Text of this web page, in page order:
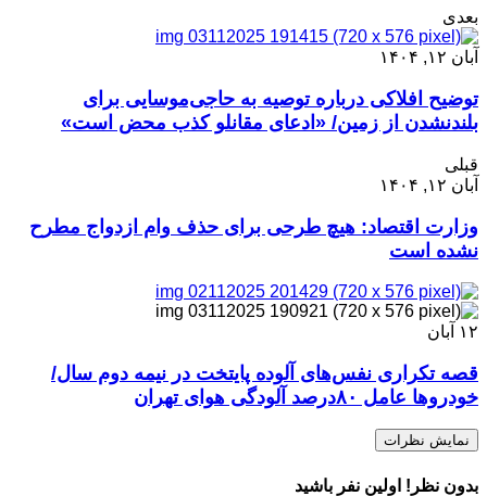
بعدی
آبان ۱۲, ۱۴۰۴
توضیح افلاکی درباره توصیه به حاجی‌موسایی برای
بلندنشدن از زمین/ «ادعای مقانلو کذب محض است»
قبلی
آبان ۱۲, ۱۴۰۴
وزارت اقتصاد: هیچ طرحی برای حذف وام ازدواج مطرح
نشده است
۱۲ آبان
قصه تکراری نفس‌های آلوده پایتخت در نیمه دوم سال/
خودروها عامل ۸۰درصد آلودگی هوای تهران
نمایش نظرات
بدون نظر! اولین نفر باشید